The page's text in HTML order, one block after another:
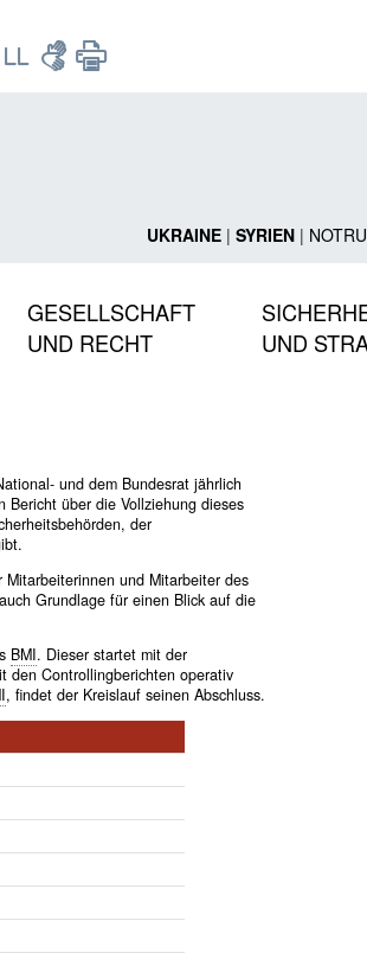
UKRAINE| SYRIEN|
GESELLSCHAFT
UND RECHT
UND
und dem Bundesrat jährlich
über die Vollziehung dieses
der
und Mitarbeiter des
Grundlage für einen Blick auf die
BMI. Dieser startet mit der
den Controllingberichten operativ
, findet der Kreislauf seinen Abschluss.